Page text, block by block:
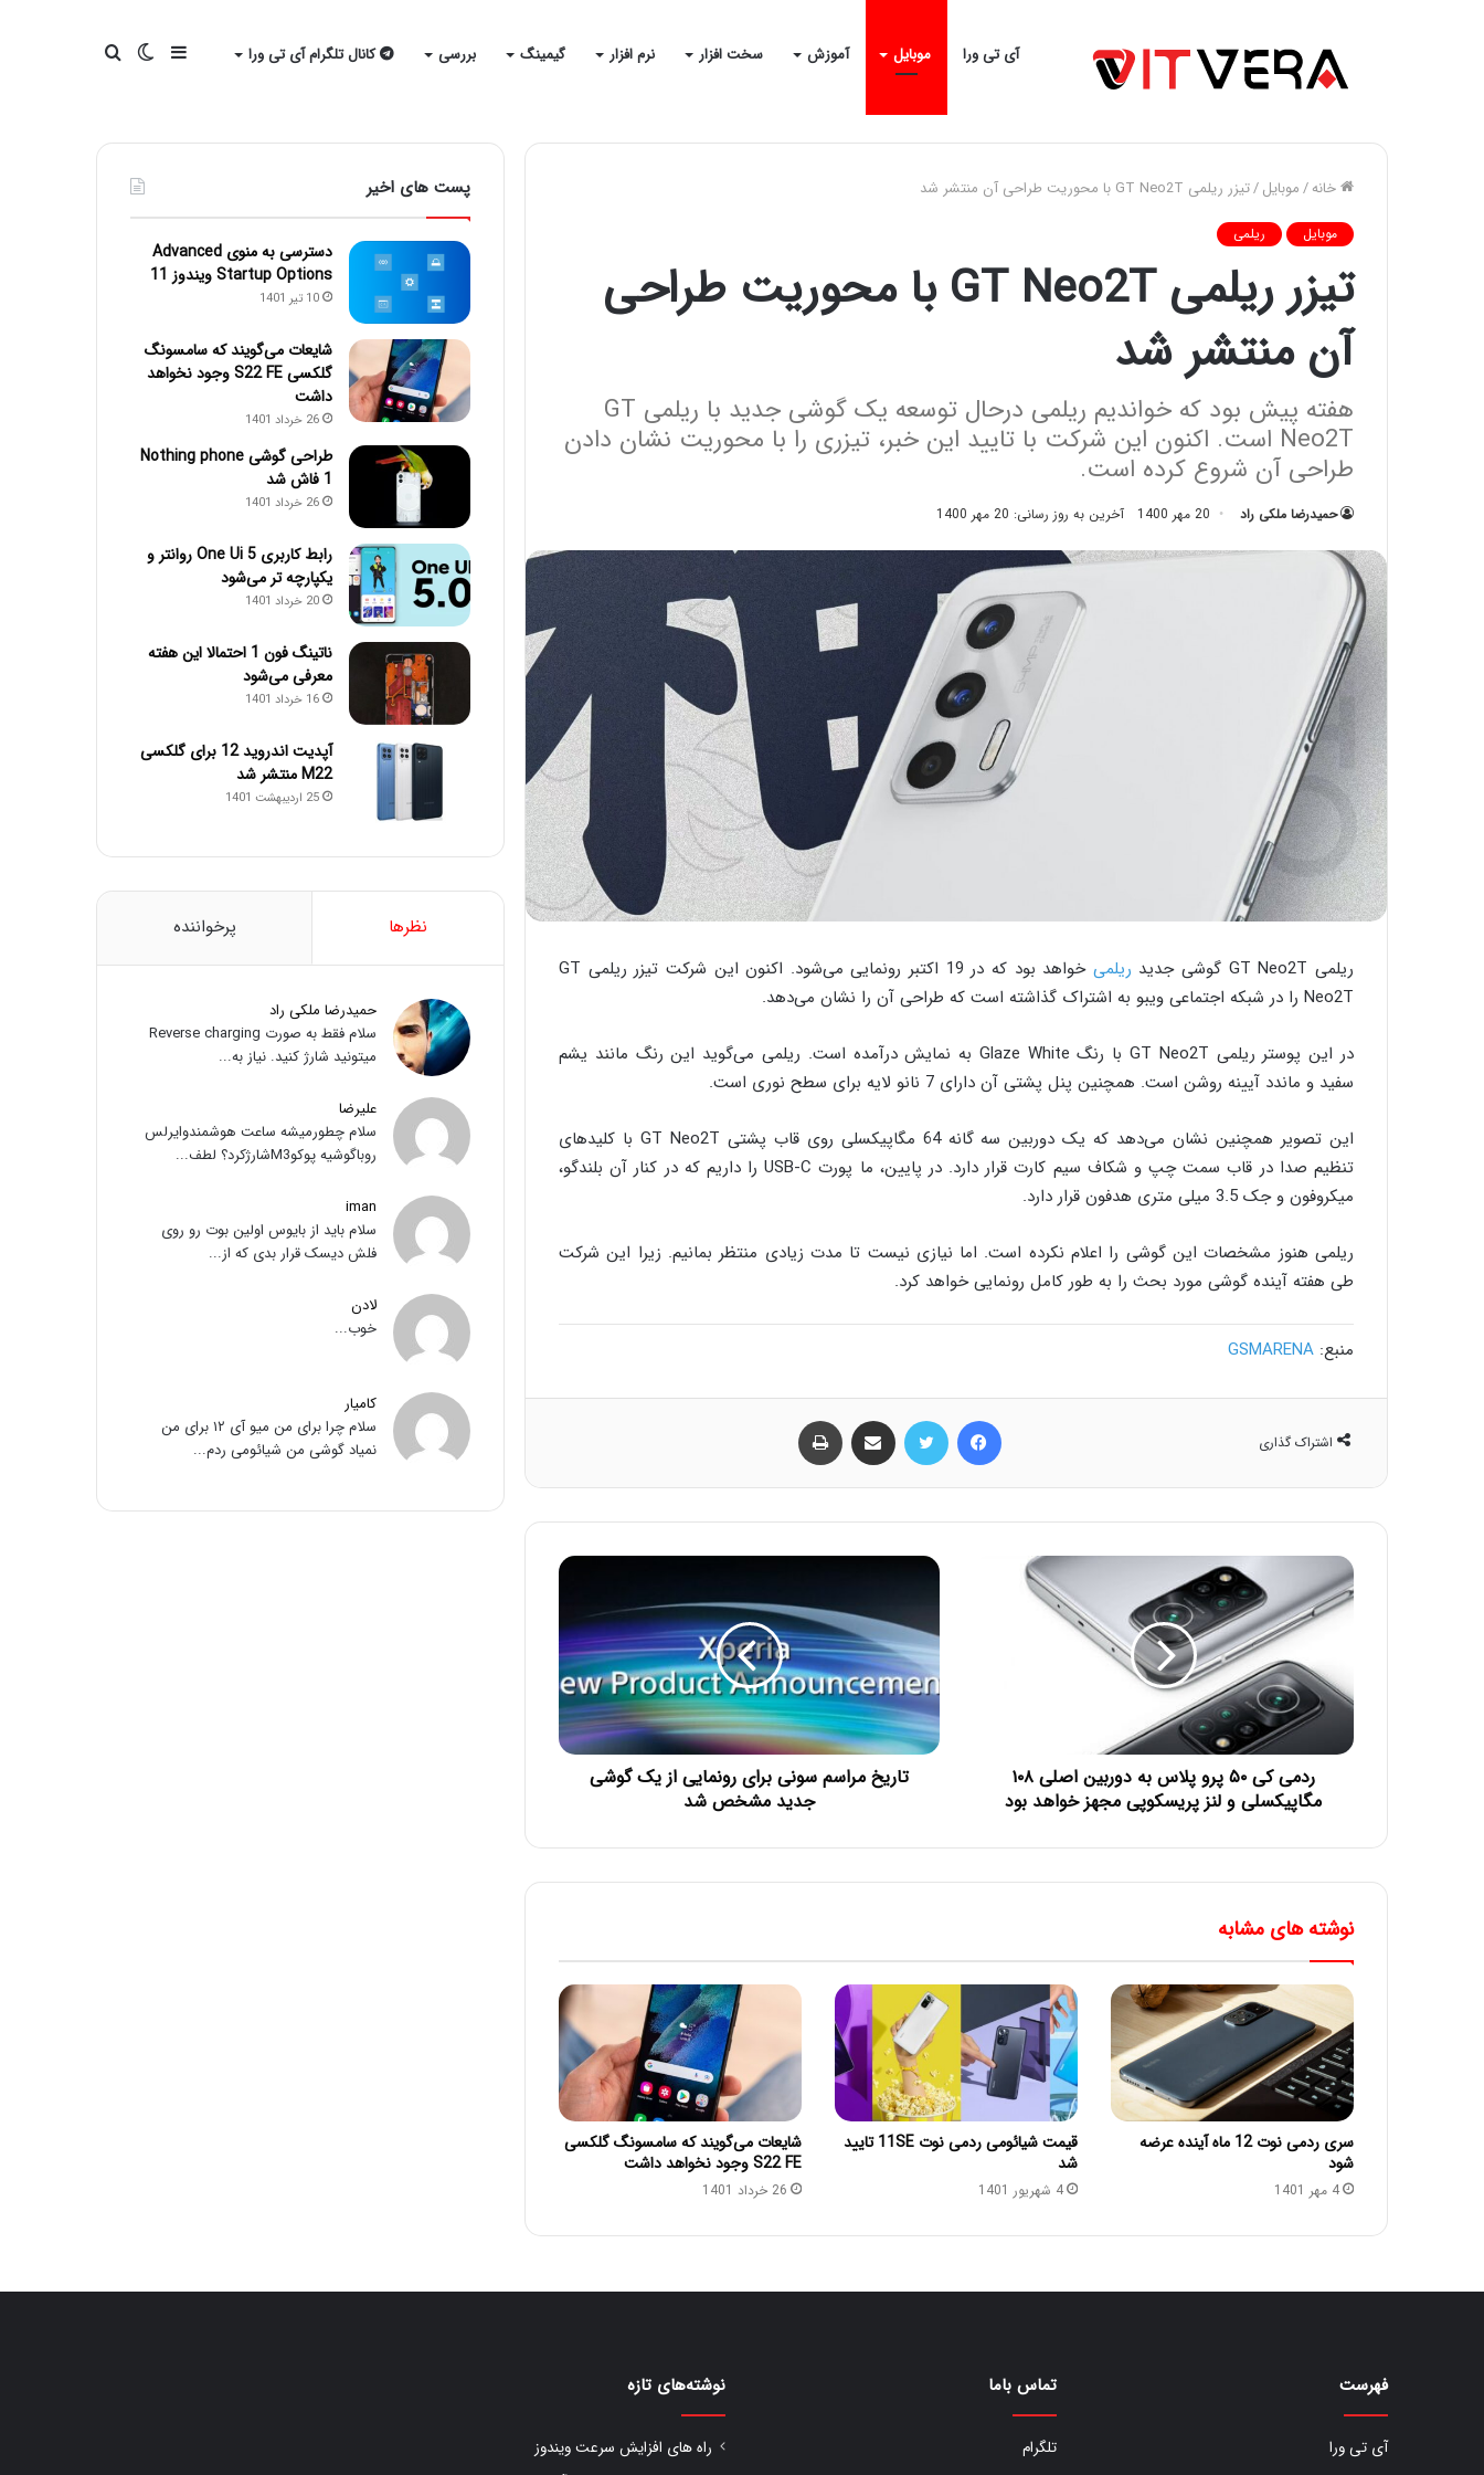
آی تی ورا موبایل آموزش سخت افزار نرم افزار گیمینگ بررسی کانال تلگرام آی تی ورا تغییرسایدبار
خانه/موبایل/تیزر ریلمی GT Neo2T با محوریت طراحی آن منتشر شد
موبایل ریلمی
تیزر ریلمی GT Neo2T با محوریت طراحی
آن منتشر شد
هفته پیش بود که خواندیم ریلمی درحال توسعه یک گوشی جدید با ریلمی GT
Neo2T است. اکنون این شرکت با تایید این خبر، تیزری را با محوریت نشان دادن
طراحی آن شروع کرده است.
حمیدرضا ملکی راد 20 مهر 1400 آخرین به روز رسانی: 20 مهر 1400
ریلمی GT Neo2T گوشی جدید ریلمی
خواهد بود که در 19 اکتبر رونمایی می‌شود. اکنون این شرکت تیزر ریلمی GT
Neo2T را در شبکه اجتماعی ویبو به اشتراک گذاشته است که طراحی آن را نشان می‌دهد.
در این پوستر ریلمی GT Neo2T با رنگ Glaze White به نمایش درآمده است. ریلمی می‌گوید این رنگ مانند یشم
سفید و ماندد آیینه روشن است. همچنین پنل پشتی آن دارای 7 نانو لایه برای سطح نوری است.
این تصویر همچنین نشان می‌دهد که یک دوربین سه گانه 64 مگاپیکسلی روی قاب پشتی GT Neo2T با کلیدهای
تنظیم صدا در قاب سمت چپ و شکاف سیم کارت قرار دارد. در پایین، ما پورت USB-C را داریم که در کنار آن بلندگو،
میکروفون و جک 3.5 میلی متری هدفون قرار دارد.
ریلمی هنوز مشخصات این گوشی را اعلام نکرده است. اما نیازی نیست تا مدت زیادی منتظر بمانیم. زیرا این شرکت
طی هفته آینده گوشی مورد بحث را به طور کامل رونمایی خواهد کرد.
منبع: GSMARENA
اشتراک گذاری
ردمی کی ۵۰ پرو پلاس به دوربین اصلی ۱۰۸
مگاپیکسلی و لنز پریسکوپی مجهز خواهد بود
تاریخ مراسم سونی برای رونمایی از یک گوشی
جدید مشخص شد
نوشته های مشابه
سری ردمی نوت 12 ماه آینده عرضه
شود
4 مهر 1401
قیمت شیائومی ردمی نوت 11SE تایید
شد
4 شهریور 1401
شایعات می‌گویند که سامسونگ گلکسی
S22 FE وجود نخواهد داشت
26 خرداد 1401
پست های اخیر
دسترسی به منوی Advanced
Startup Options ویندوز 11
10 تیر 1401
شایعات می‌گویند که سامسونگ
گلکسی S22 FE وجود نخواهد
داشت
26 خرداد 1401
طراحی گوشی Nothing phone
1 فاش شد
26 خرداد 1401
رابط کاربری One Ui 5 روانتر و
یکپارچه تر می‌شود
20 خرداد 1401
ناتینگ فون 1 احتمالا این هفته
معرفی می‌شود
16 خرداد 1401
آپدیت اندروید 12 برای گلکسی
M22 منتشر شد
25 اردیبهشت 1401
نظرها پرخواننده
حمیدرضا ملکی راد
سلام فقط به صورت Reverse charging
میتونید شارژ کنید. نیاز به...
علیرضا
سلام چطورمیشه ساعت هوشمندوایرلس
روباگوشیه پوکوM3شارژکرد؟ لطف...
iman
سلام باید از بایوس اولین بوت رو روی
فلش دیسک قرار بدی که از...
لادن
خوب...
کامیار
سلام چرا برای من میو آی ۱۲ برای من
نمیاد گوشی من شیائومی ردم...
فهرست
آی تی ورا
تماس باما
تلگرام
نوشته‌های تازه
راه های افزایش سرعت ویندوز